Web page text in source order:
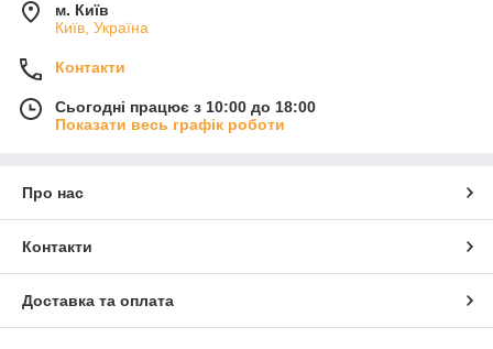
м. Київ
Київ, Україна
Контакти
Сьогодні працює з 10:00 до 18:00
Показати весь графік роботи
Про нас
Контакти
Доставка та оплата